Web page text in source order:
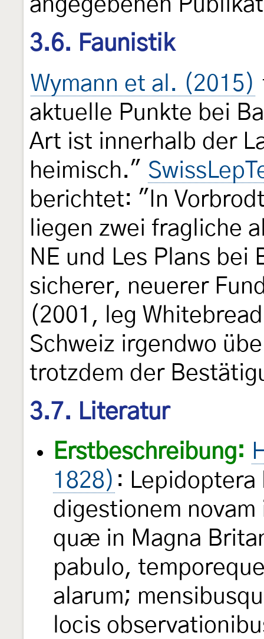
angegebenen
3.6. Faunistik
Wymann et al. (2015)
aktuelle Punkte bei
Art ist innerhalb der
heimisch."
berichtet: "In
liegen zwei fragliche
NE und Les Plans bei
sicherer, neuerer
(2001, leg
Schweiz irgendwo
trotzdem der
3.7. Literatur
Erstbeschreibung:
1828) :
digestionem
quæ in Magna
pabulo,
alarum;
locis